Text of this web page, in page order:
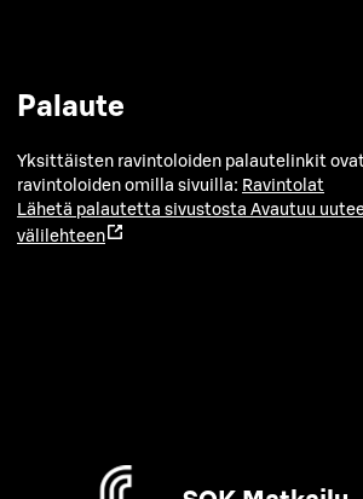
Palaute
Yksittäisten ravintoloiden palautelinkit
ravintoloiden omilla sivuilla: Ravintolat
Lähetä palautetta sivustosta Avautuu
välilehteen